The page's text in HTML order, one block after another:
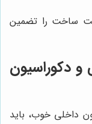
ساخت را تضمین
دکوراسیون
داخلی خوب، باید